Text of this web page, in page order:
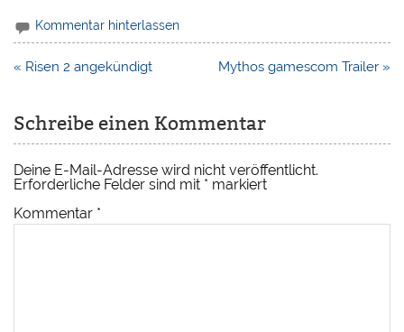
Kommentar hinterlassen
Beitragsnavigation
« Risen 2 angekündigt Mythos gamescom Trailer »
Schreibe einen Kommentar
Deine E-Mail-Adresse wird nicht veröffentlicht.
Erforderliche Felder sind mit * markiert
Kommentar *